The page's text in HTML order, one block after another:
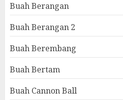
Buah Berangan
Buah Berangan 2
Buah Berembang
Buah Bertam
Buah Cannon Ball